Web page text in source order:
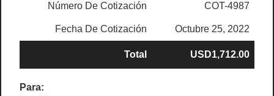
Número De Cotización
COT-4987
Fecha De Cotización Octubre 25, 2022
Total USD1,712.00
Para: